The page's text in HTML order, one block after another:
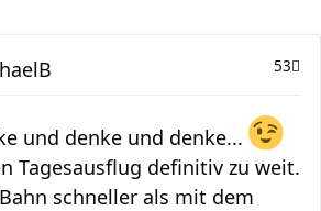
53
und denke und denke...
Tagesausflug definitiv zu weit.
schneller als mit dem